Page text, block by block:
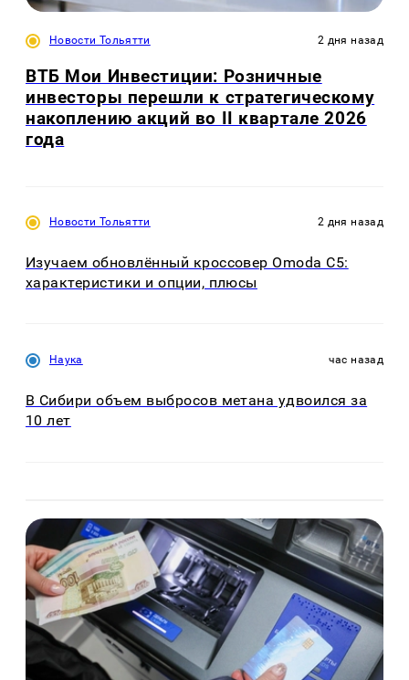
Новости Тольятти 2 дня назад
ВТБ Мои Инвестиции: Розничные
инвесторы перешли к стратегическому
накоплению акций во II квартале 2026
года
Новости Тольятти 2 дня назад
Изучаем обновлённый кроссовер Omoda C5:
характеристики и опции, плюсы
Наука час назад
В Сибири объем выбросов метана удвоился за
10 лет